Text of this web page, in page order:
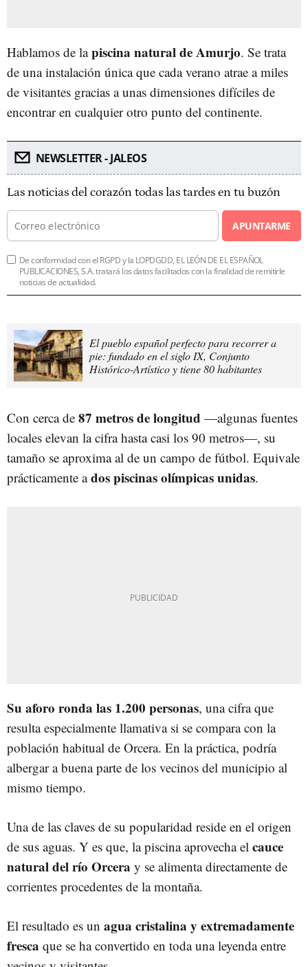
Hablamos de lapiscina natural de Amurjo. Se trata
de una instalación única que cada verano atrae a miles
de visitantes gracias a unas dimensiones difíciles de
encontrar en cualquier otro punto del continente.
NEWSLETTER - JALEOS
Las noticias del corazón todas las tardes en tu buzón
APUNTARME
De conformidad con el RGPD y la LOPDGDD, EL LEÓN DE EL ESPAÑOL
PUBLICACIONES, S.A. tratará los datos facilitados con la finalidad de remitirle
noticias de actualidad.
El pueblo español perfecto para recorrer a
pie: fundado en el siglo IX, Conjunto
Histórico-Artístico y tiene 80 habitantes
Con cerca de 87 metros de longitud —algunas fuentes
locales elevan la cifra hasta casi los 90 metros—, su
tamaño se aproxima al de un campo de fútbol. Equivale
prácticamente ados piscinas olímpicas unidas.
Su aforo ronda las 1.200 personas, una cifra que
resulta especialmente llamativa si se compara con la
población habitual de Orcera. En la práctica, podría
albergar a buena parte de los vecinos del municipio al
mismo tiempo.
Una de las claves de su popularidad reside en el origen
de sus aguas. Y es que, la piscina aprovecha el cauce
natural del río Orcera y se alimenta directamente de
corrientes procedentes de la montaña.
El resultado es un agua cristalina y extremadamente
fresca que se ha convertido en toda una leyenda entre